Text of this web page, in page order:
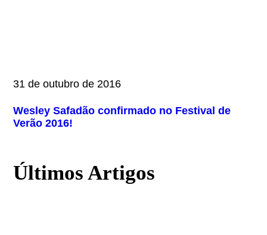
31 de outubro de 2016
Wesley Safadão confirmado no Festival de
Verão 2016!
Últimos Artigos